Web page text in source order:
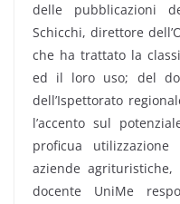
delle pubblicazioni
Schicchi, direttore
che ha trattato la
ed il loro uso; del
dell’Ispettorato
l’accento sul
proficua
aziende
docente UniMe